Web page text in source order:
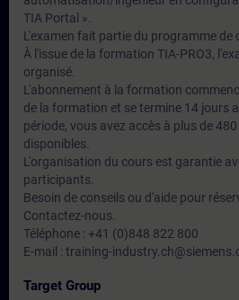
TIA Portal ».
L'examen fait partie du programme de
À l'issue de la formation TIA-PRO3,
organisé.
L'abonnement à la formation
de la formation et se termine 14 jours
période, vous avez accès à plus de
disponibles.
L'organisation du cours est garantie
participants.
Besoin de conseils ou d'aide pour
Contactez-nous.
Téléphone : +41 (0)848 822 800
E-mail : training-
Target Group